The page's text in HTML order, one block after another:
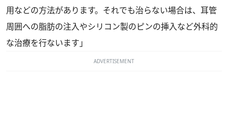
用などの方法があります。それでも治らない場合は、耳管
周囲への脂肪の注入やシリコン製のピンの挿入など外科的
な治療を行ないます」
ADVERTISEMENT